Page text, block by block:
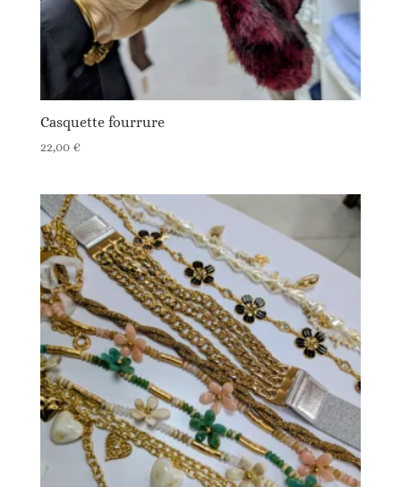
Casquette fourrure
22,00 €